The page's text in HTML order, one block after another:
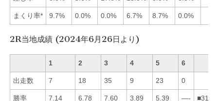
まくり率* 9.7% 0.0% 0.0% 6.7% 8.7% 0.0%
2R当地成績 (2024年6月26日より)
1 2 3 4 5 6
出走数 7 18 35 9 23 0
勝率 7.14 6.78 7.60 3.89 5.39 —-